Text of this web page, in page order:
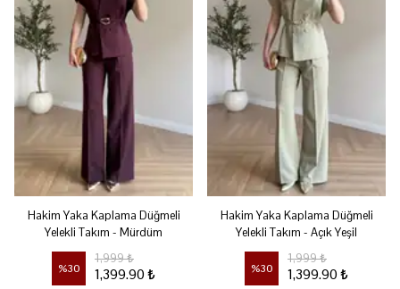
Hakim Yaka Kaplama Düğmeli
Yelekli Takım - Mürdüm
%30
1,999 ₺
1,399.90 ₺
Hakim Yaka Kaplama Düğmeli
Yelekli Takım - Açık Yeşil
%30
1,999 ₺
1,399.90 ₺